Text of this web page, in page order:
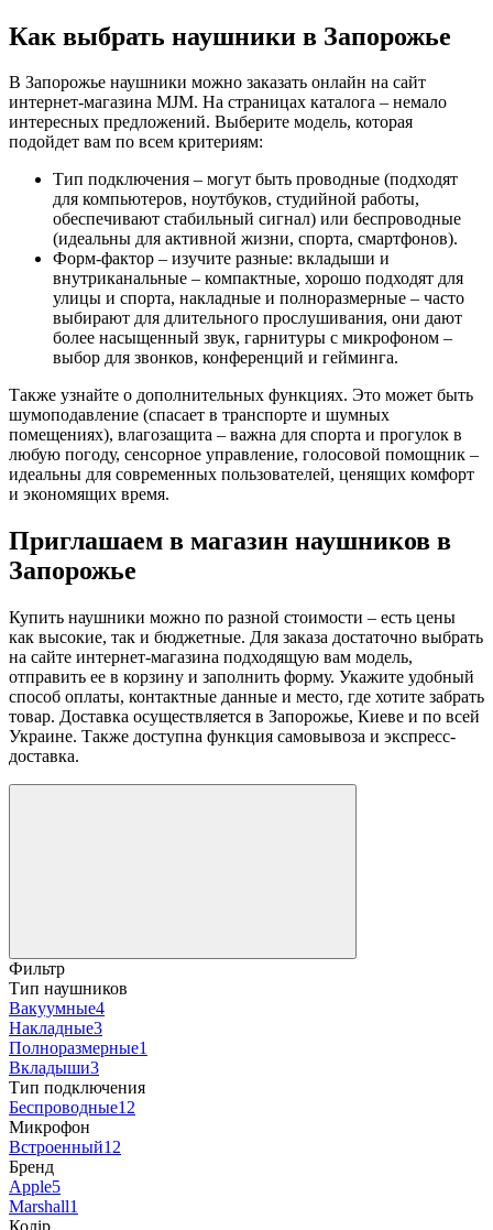
Как выбрать наушники в Запорожье
В Запорожье наушники можно заказать онлайн на сайт
интернет-магазина MJM. На страницах каталога – немало
интересных предложений. Выберите модель, которая
подойдет вам по всем критериям:
Тип подключения – могут быть проводные (подходят
для компьютеров, ноутбуков, студийной работы,
обеспечивают стабильный сигнал) или беспроводные
(идеальны для активной жизни, спорта, смартфонов).
Форм-фактор – изучите разные: вкладыши и
внутриканальные – компактные, хорошо подходят для
улицы и спорта, накладные и полноразмерные – часто
выбирают для длительного прослушивания, они дают
более насыщенный звук, гарнитуры с микрофоном –
выбор для звонков, конференций и гейминга.
Также узнайте о дополнительных функциях. Это может быть
шумоподавление (спасает в транспорте и шумных
помещениях), влагозащита – важна для спорта и прогулок в
любую погоду, сенсорное управление, голосовой помощник –
идеальны для современных пользователей, ценящих комфорт
и экономящих время.
Приглашаем в магазин наушников в
Запорожье
Купить наушники можно по разной стоимости – есть цены
как высокие, так и бюджетные. Для заказа достаточно выбрать
на сайте интернет-магазина подходящую вам модель,
отправить ее в корзину и заполнить форму. Укажите удобный
способ оплаты, контактные данные и место, где хотите забрать
товар. Доставка осуществляется в Запорожье, Киеве и по всей
Украине. Также доступна функция самовывоза и экспресс-
доставка.
Фильтр
Тип наушников
Вакуумные4
Накладные3
Полноразмерные1
Вкладыши3
Тип подключения
Беспроводные12
Микрофон
Встроенный12
Бренд
Apple5
Marshall1